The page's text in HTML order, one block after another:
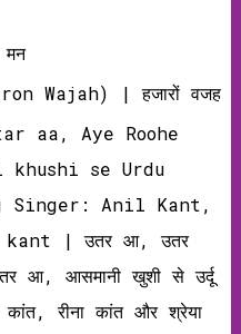
Wajah) | हजारों वजह
aa, Aye Roohe
khushi se Urdu
Singer: Anil Kant,
kant | उतर आ, उतर
आ, आसमानी खुशी से उर्दू
कांत, रीना कांत और श्रेया